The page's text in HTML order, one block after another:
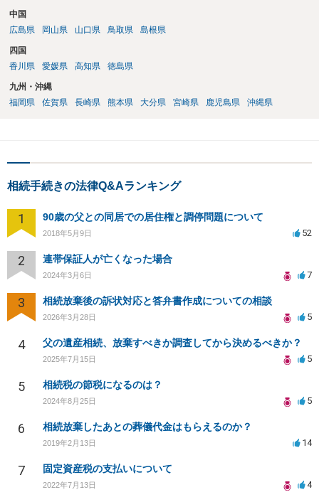
中国
広島県
岡山県 山口県 鳥取県 島根県
四国
香川県
愛媛県 高知県 徳島県
九州・沖縄
福岡県
佐賀県 長崎県 熊本県 大分県 宮崎県 鹿児島県 沖縄県
相続手続きの法律Q&Aランキング
1 90歳の父との同居での居住権と調停問題について
2018年5月9日 52
2 連帯保証人が亡くなった場合
2024年3月6日 7
3 相続放棄後の訴状対応と答弁書作成についての相談
2026年3月28日 5
4 父の遺産相続、放棄すべきか調査してから決めるべきか？
2025年7月15日 5
5 相続税の節税になるのは？
2024年8月25日 5
6 相続放棄したあとの葬儀代金はもらえるのか？
2019年2月13日 14
7 固定資産税の支払いについて
2022年7月13日 4